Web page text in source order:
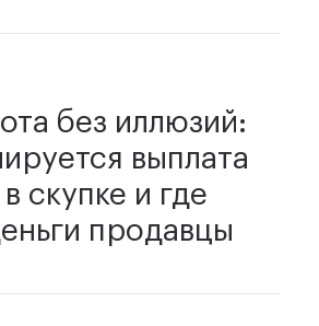
без иллюзий:
выплата
скупке и где
продавцы